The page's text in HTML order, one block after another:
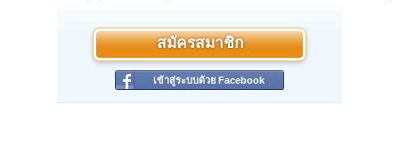
สมัครสมาชิก
เข้าสู่ระบบด้วย Facebook